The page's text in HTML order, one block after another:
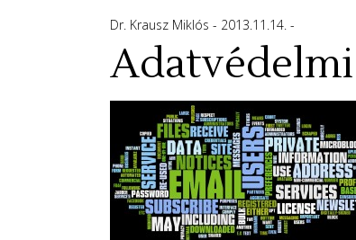
Dr. Krausz Miklós 2013.11.14.